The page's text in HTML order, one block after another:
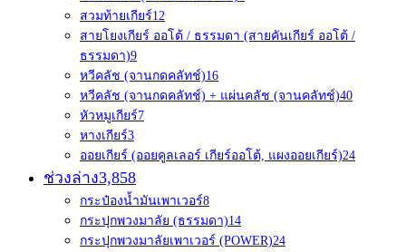
สวมท้ายเกียร์12
สายโยงเกียร์ ออโต้ / ธรรมดา (สายคันเกียร์ ออโต้ /
ธรรมดา)9
หวีคลัช (จานกดคลัทช์)16
หวีคลัช (จานกดคลัทช์) + แผ่นคลัช (จานคลัทช์)40
หัวหมูเกียร์7
หางเกียร์3
ออยเกียร์ (ออยคูลเลอร์ เกียร์ออโต้, แผงออยเกียร์)24
ช่วงล่าง3,858
กระป๋องน้ำมันเพาเวอร์8
กระปุกพวงมาลัย (ธรรมดา)14
กระปุกพวงมาลัยเพาเวอร์ (POWER)24